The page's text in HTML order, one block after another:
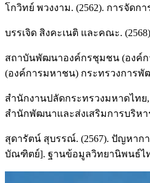
โกวิทย์ พวงงาม. (2562). การจัด
บรรเจิด สิงคะเนติ และคณะ.
สถาบันพัฒนาองค์กรชุมชน (องค์ก
(องค์การมหาชน) กระทรวงการ
สำนักงานปลัดกระทรวงมหาดไท
สำนักพัฒนาและส่งเสริมการบริหา
สุดารัตน์ สุบรรณ์. (2567). ปัญหา
บัณฑิตย์]. ฐานข้อมูลวิทยานิพนธ์ไ